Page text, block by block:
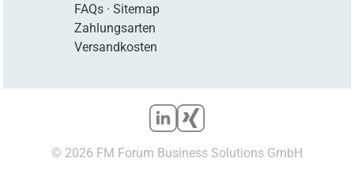
FAQs· Sitemap
Zahlungsarten
Versandkosten
© 2026 FM Forum Business Solutions GmbH